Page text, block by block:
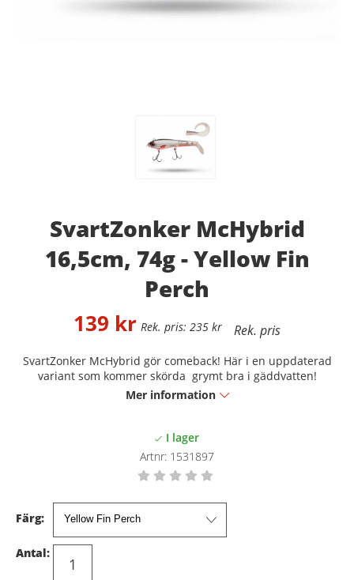
SvartZonker McHybrid
16,5cm, 74g - Yellow Fin
Perch
235 kr
139 kr
SvartZonker McHybrid gör comeback! Här i en uppdaterad
variant som kommer skörda grymt bra i gäddvatten!
Mer information
Artnr: 1531897
Färg:
Antal: